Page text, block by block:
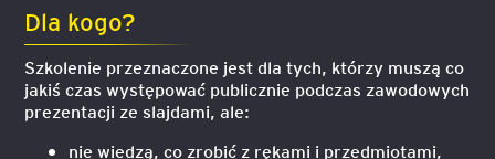
Dla kogo?
Szkolenie przeznaczone jest dla tych, którzy muszą co
jakiś czas występować publicznie podczas zawodowych
prezentacji ze slajdami, ale:
nie wiedzą, co zrobić z rękami i przedmiotami,